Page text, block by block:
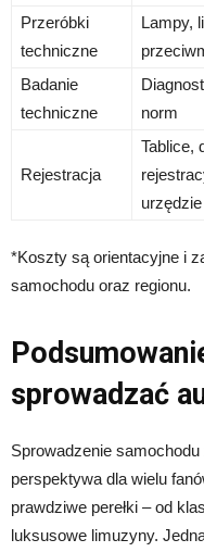
Przeróbki
techniczne
Lampy,
Badanie
techniczne
norm
Rejestracja
Tablice,
urzędzie
*Koszty są orientacyjne i
samochodu oraz regionu.
sprowadzać
Sprowadzenie
perspektywa dla wielu
prawdziwe perełki – od
luksusowe limuzyny.